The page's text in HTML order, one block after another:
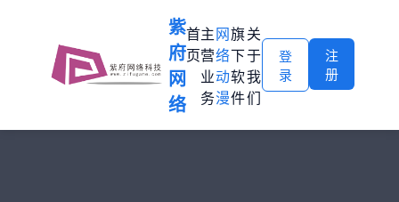
紫
府
网
络
首
页
主
营
业
务
网
络
动
漫
旗
下
软
件
关
于
我
们
登
录
注
册